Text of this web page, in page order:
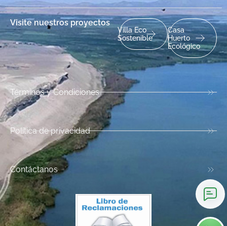
Visite nuestros proyectos
Villa Eco
Sostenible
Casa
Huerto
Ecológico
Términos y Condiciones
Política de privacidad
Contáctanos